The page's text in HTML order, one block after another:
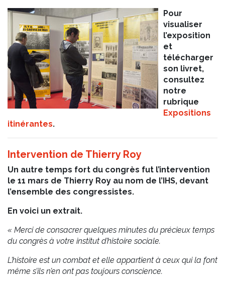
Pour
visualiser
l’exposition
et
télécharger
son livret,
consultez
notre
rubrique
Expositions
itinérantes.
Intervention de Thierry Roy
Un autre temps fort du congrès fut l’intervention
le 11 mars de Thierry Roy au nom de l’IHS, devant
l’ensemble des congressistes.
En voici un extrait.
« Merci de consacrer quelques minutes du précieux temps
du congrès à votre institut d’histoire sociale.
L’histoire est un combat et elle appartient à ceux qui la font
même s’ils n’en ont pas toujours conscience.